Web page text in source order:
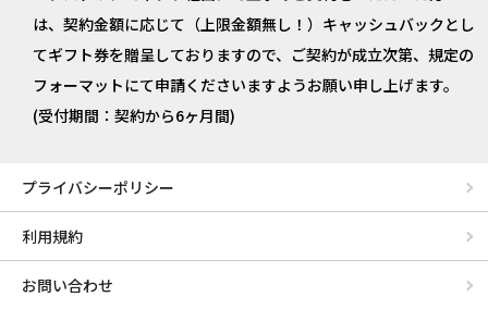
は、契約金額に応じて（上限金額無し！）キャッシュバックとし
てギフト券を贈呈しておりますので、ご契約が成立次第、規定の
フォーマットにて申請くださいますようお願い申し上げます。
(受付期間：契約から6ヶ月間)
プライバシーポリシー
利用規約
お問い合わせ